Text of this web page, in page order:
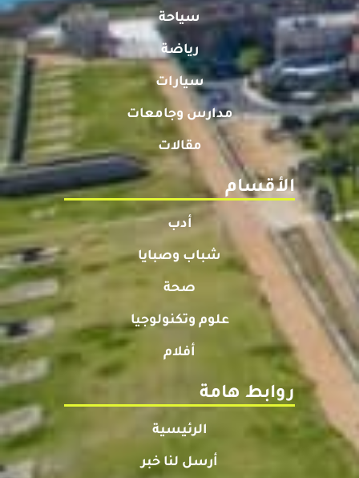
سياحة
رياضة
سيارات
مدارس وجامعات
مقالات
الأقسام
أدب
شباب وصبايا
صحة
علوم وتكنولوجيا
أفلام
روابط هامة
الرئيسية
أرسل لنا خبر